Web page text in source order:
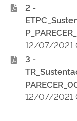
2 -
12/07/2021
3 -
12/07/2021